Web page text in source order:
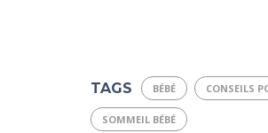
TAGS BÉBÉ CONSEILS
SOMMEIL BÉBÉ